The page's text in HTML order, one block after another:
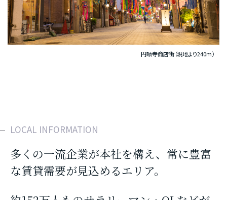
円頓寺商店街（現地より240m）
LOCAL INFORMATION
多くの一流企業が本社を構え、常に豊富
な賃貸需要が見込めるエリア。